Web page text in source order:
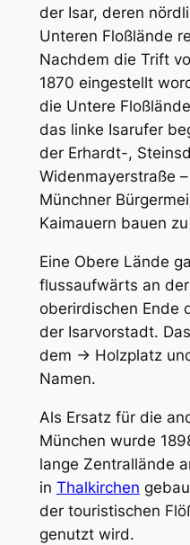
der Isar, deren
Unteren Floßlände
Nachdem die Trift
1870 eingestellt
die Untere
das linke Isarufer
der Erhardt-,
Widenmayerstraße
Münchner
Kaimauern bauen
Eine Obere Lände
flussaufwärts an
oberirdischen Ende
der Isarvorstadt.
dem → Holzplatz
Namen.
Als Ersatz für die
München wurde
lange Zentrallände
in Thalkirchen
der touristischen
genutzt wird.